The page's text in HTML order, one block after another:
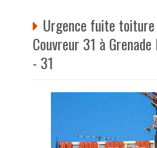
Urgence fuite
Couvreur 31 à
- 31